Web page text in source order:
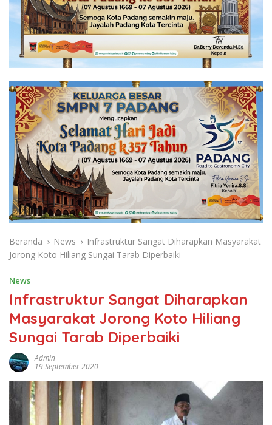
Beranda News
Infrastruktur Sangat Diharapkan Masyarakat
Jorong Koto Hiliang Sungai Tarab Diperbaiki
News
Infrastruktur Sangat Diharapkan
Masyarakat Jorong Koto Hiliang
Sungai Tarab Diperbaiki
Admin
19 September 2020